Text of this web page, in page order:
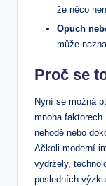
že něco
Opuch
může
Proč se
Nyní se možná
mnoha
nehodě nebo
Ačkoli moderní
vydržely,
posledních